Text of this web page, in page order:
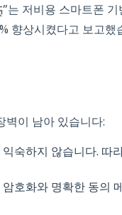
는 저비용 스마트폰
향상시켰다고 보고했
벽이 남아 있습니다:
숙하지 않습니다. 따
호화와 명확한 동의